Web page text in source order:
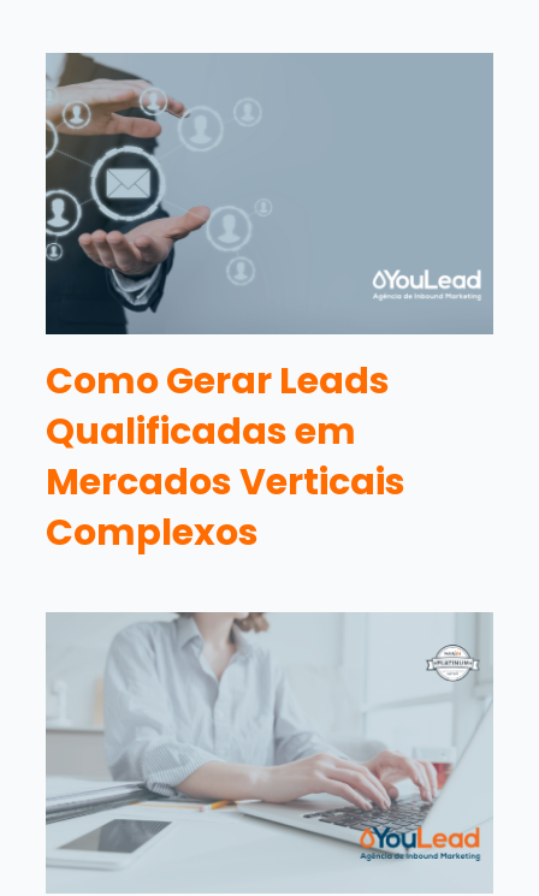
Como Gerar Leads
Qualificadas em
Mercados Verticais
Complexos